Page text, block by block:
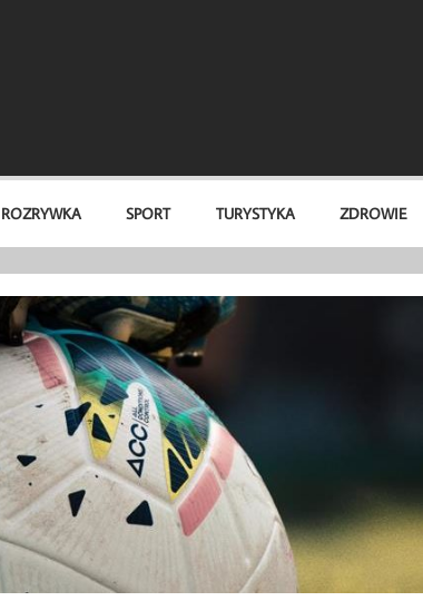
ROZRYWKA SPORT TURYSTYKA ZDROWIE